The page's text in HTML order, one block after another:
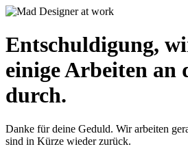
Entschuldigung,
einige Arbeiten an
durch.
Danke für deine Geduld. Wir arbeiten
sind in Kürze wieder zurück.